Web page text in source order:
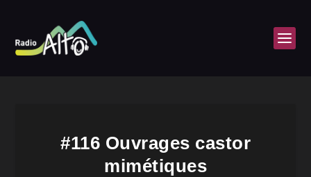
#116 Ouvrages castor
mimétiques